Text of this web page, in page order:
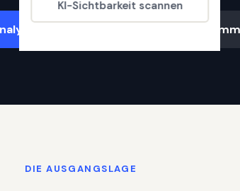
KI-Sichtbarkeit scannen
starten Ablauf &
DIE AUSGANGSLAGE